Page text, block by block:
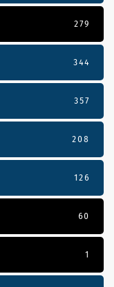
279
344
357
208
126
60
1